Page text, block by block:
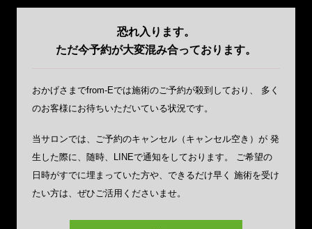
恐れ入ります。
ただ今予約が大変混み合っております。
おかげさまでfrom-Eでは施術のご予約が殺到しており、
多く
のお客様にお待ちいただいている状況です。
当サロンでは、ご予約のキャンセル（キャンセル空き）が 発
生した際に、随時、LINEで通知をしております。
ご希望の
日時がすでに埋まっていた方や、できるだけ早く 施術を受け
たい方は、ぜひご活用くださいませ。